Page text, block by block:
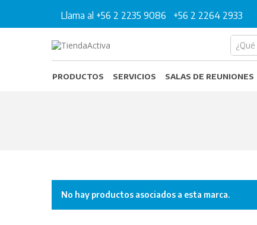
Llama al +56 2 2235 9086 +56 2 2264 2933
PRODUCTOS SERVICIOS SALAS DE REUNIONES
No hay productos asociados a esta marca.